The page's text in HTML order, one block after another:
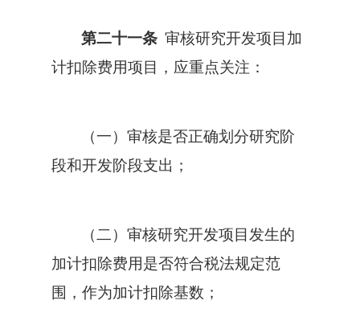
第二十一条 审核研究开发项目加
计扣除费用项目，应重点关注：
（一）审核是否正确划分研究阶
段和开发阶段支出；
（二）审核研究开发项目发生的
加计扣除费用是否符合税法规定范
围，作为加计扣除基数；